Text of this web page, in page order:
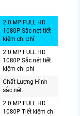
2.0 MP FULL HD
1080P Sắc nét tiết
kiệm chi phí
2.0 MP FULL HD
1080P Sắc nét tiết
kiệm chi phí
Chất Lượng Hình
sắc nét
2.0 MP FULL HD
1080P Tiết kiệm chi